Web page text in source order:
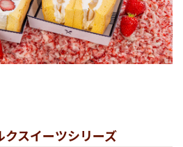
スイーツシリーズ